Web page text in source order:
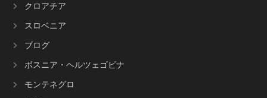
クロアチア
スロベニア
ブログ
ボスニア・ヘルツェゴビナ
モンテネグロ